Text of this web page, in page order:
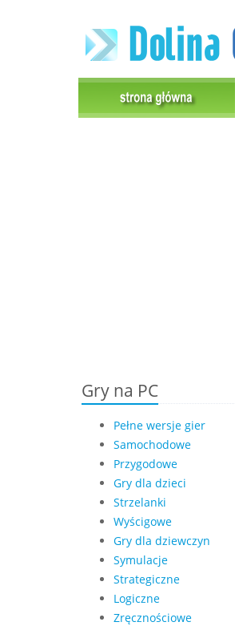
Gry na PC
Pełne wersje gier
Samochodowe
Przygodowe
Gry dla dzieci
Strzelanki
Wyścigowe
Gry dla dziewczyn
Symulacje
Strategiczne
Logiczne
Zręcznościowe